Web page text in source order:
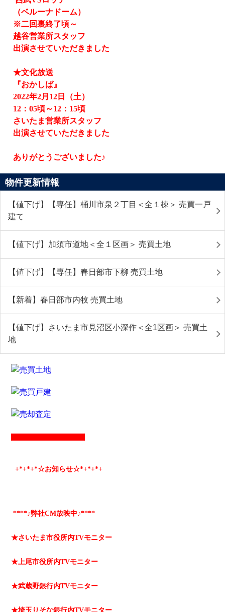
（ベルーナドーム）
※二回裏終了頃～
越谷営業所スタッフ
出演させていただきました
★文化放送
『おかしば』
2022年2月 12 日（土）
12 ：05頃～12 ： 15頃
さいたま営業所スタッフ
出演させていただきました
ありがとうございました♪
物件更新情報
【値下げ】【専任】桶川市泉２丁目＜全１棟＞ 売買一戸
建て
【値下げ】加須市道地＜全１区画＞ 売買土地
【値下げ】【専任】春日部市下柳 売買土地
【新着】春日部市内牧 売買土地
【値下げ】さいたま市見沼区小深作＜全1区画＞ 売買土
地
+*+*+*☆お知らせ☆*+*+*+
****♪弊社CM放映中♪****
★さいたま市役所内TVモニター
★上尾市役所内TVモニター
★武蔵野銀行内TVモニター
★埼玉りそな銀行内TVモニター